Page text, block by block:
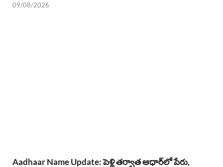
09/08/2026
Aadhaar Name Update: పెళ్లి తర్వాత ఆధార్‌లో పేరు,